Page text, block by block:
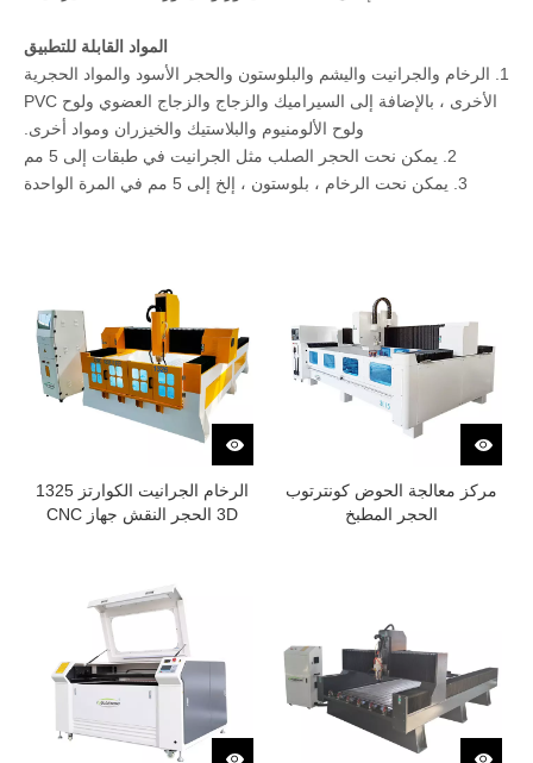
المواد القابلة للتطبيق
1. الرخام والجرانيت واليشم والبلوستون والحجر الأسود والمواد الحجرية
الأخرى ، بالإضافة إلى السيراميك والزجاج والزجاج العضوي ولوح PVC
ولوح الألومنيوم والبلاستيك والخيزران ومواد أخرى.
2. يمكن نحت الحجر الصلب مثل الجرانيت في طبقات إلى 5 مم
3. يمكن نحت الرخام ، بلوستون ، إلخ إلى 5 مم في المرة الواحدة
مركز معالجة الحوض كونترتوب
الحجر المطبخ
الرخام الجرانيت الكوارتز 1325
3D الحجر النقش جهاز CNC